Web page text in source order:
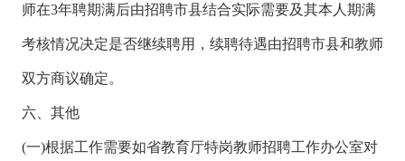
师在3年聘期满后由招聘市县结合实际需要及其本人期满
考核情况决定是否继续聘用，续聘待遇由招聘市县和教师
双方商议确定。
六、其他
(一)根据工作需要如省教育厅特岗教师招聘工作办公室对